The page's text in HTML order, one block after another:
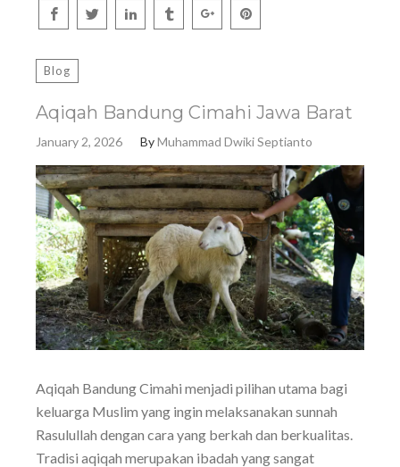
Blog
Aqiqah Bandung Cimahi Jawa Barat
January 2, 2026 ByMuhammad Dwiki Septianto
Aqiqah Bandung Cimahi menjadi pilihan utama bagi
keluarga Muslim yang ingin melaksanakan sunnah
Rasulullah dengan cara yang berkah dan berkualitas.
Tradisi aqiqah merupakan ibadah yang sangat